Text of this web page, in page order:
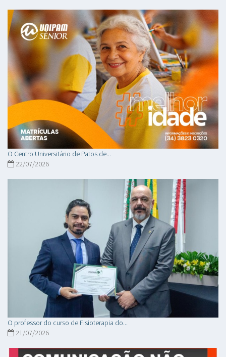
O Centro Universitário de Patos de...
22/07/2026
O professor do curso de Fisioterapia do...
21/07/2026